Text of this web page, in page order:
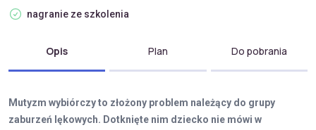
nagranie ze szkolenia
Opis Plan Do pobrania
Mutyzm wybiórczy to złożony problem należący do grupy
zaburzeń lękowych. Dotknięte nim dziecko nie mówi w